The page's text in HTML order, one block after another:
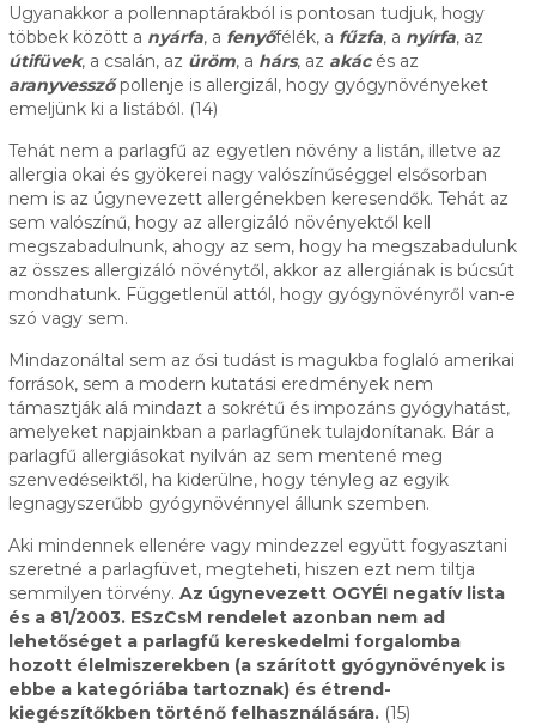
Ugyanakkor a pollennaptárakból is pontosan tudjuk, hogy
többek között a nyárfa, a fenyőfélék, a fűzfa, a nyírfa, az
útifüvek, a csalán, az üröm, a hárs, az akácés az
aranyvesszőpollenje is allergizál, hogy gyógynövényeket
emeljünk ki a listából. (14)
Tehát nem a parlagfű az egyetlen növény a listán, illetve az
allergia okai és gyökerei nagy valószínűséggel elsősorban
nem is az úgynevezett allergénekben keresendők. Tehát az
sem valószínű, hogy az allergizáló növényektől kell
megszabadulnunk, ahogy az sem, hogy ha megszabadulunk
az összes allergizáló növénytől, akkor az allergiának is búcsút
mondhatunk. Függetlenül attól, hogy gyógynövényről van-e
szó vagy sem.
Mindazonáltal sem az ősi tudást is magukba foglaló amerikai
források, sem a modern kutatási eredmények nem
támasztják alá mindazt a sokrétű és impozáns gyógyhatást,
amelyeket napjainkban a parlagfűnek tulajdonítanak. Bár a
parlagfű allergiásokat nyilván az sem mentené meg
szenvedéseiktől, ha kiderülne, hogy tényleg az egyik
legnagyszerűbb gyógynövénnyel állunk szemben.
Aki mindennek ellenére vagy mindezzel együtt fogyasztani
szeretné a parlagfüvet, megteheti, hiszen ezt nem tiltja
semmilyen törvény. Az úgynevezett OGYÉI negatív lista
és a 81/2003. ESzCsM rendelet azonban nem ad
lehetőséget a parlagfű kereskedelmi forgalomba
hozott élelmiszerekben (a szárított gyógynövények is
ebbe a kategóriába tartoznak) és étrend-
kiegészítőkben történő felhasználására.(15)